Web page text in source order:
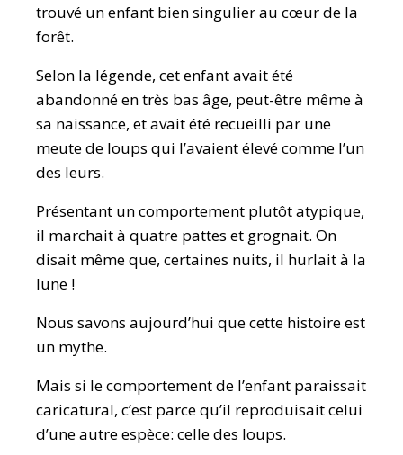
trouvé un enfant bien singulier au cœur de la
forêt.
Selon la légende, cet enfant avait été
abandonné en très bas âge, peut-être même à
sa naissance, et avait été recueilli par une
meute de loups qui l’avaient élevé comme l’un
des leurs.
Présentant un comportement plutôt atypique,
il marchait à quatre pattes et grognait. On
disait même que, certaines nuits, il hurlait à la
lune !
Nous savons aujourd’hui que cette histoire est
un mythe.
Mais si le comportement de l’enfant paraissait
caricatural, c’est parce qu’il reproduisait celui
d’une autre espèce: celle des loups.